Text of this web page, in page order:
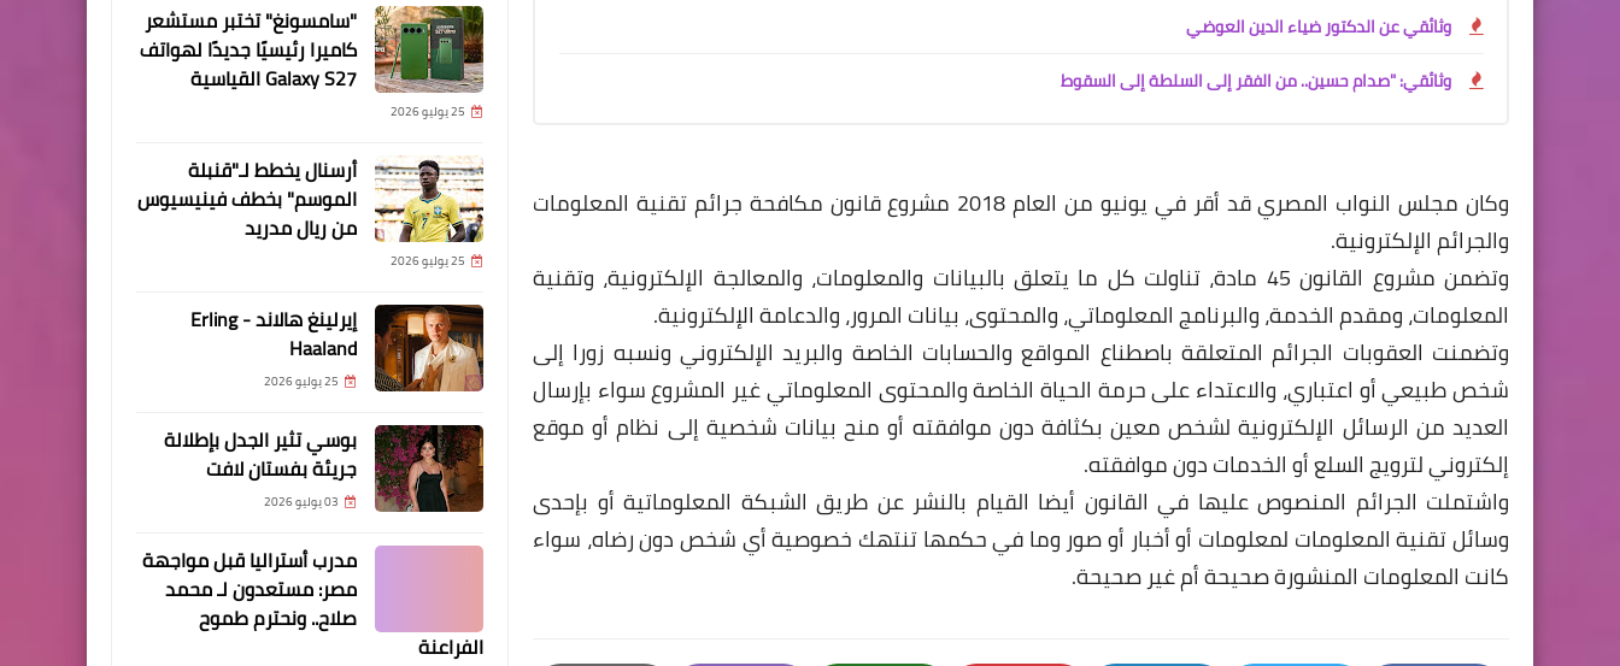
وثائقي عن الدكتور ضياء الدين العوضي
وثائقي: "صدام حسين.. من الفقر إلى السلطة إلى السقوط
وكان مجلس النواب المصري قد أقر في يونيو من العام 2018 مشروع قانون مكافحة جرائم تقنية المعلومات
والجرائم الإلكترونية.
وتضمن مشروع القانون 45 مادة، تناولت كل ما يتعلق بالبيانات والمعلومات، والمعالجة الإلكترونية، وتقنية
المعلومات، ومقدم الخدمة، والبرنامج المعلوماتي، والمحتوى، بيانات المرور، والدعامة الإلكترونية.
وتضمنت العقوبات الجرائم المتعلقة باصطناع المواقع والحسابات الخاصة والبريد الإلكتروني ونسبه زورا إلى
شخص طبيعي أو اعتباري، والاعتداء على حرمة الحياة الخاصة والمحتوى المعلوماتي غير المشروع سواء بإرسال
العديد من الرسائل الإلكترونية لشخص معين بكثافة دون موافقته أو منح بيانات شخصية إلى نظام أو موقع
إلكتروني لترويج السلع أو الخدمات دون موافقته.
واشتملت الجرائم المنصوص عليها في القانون أيضا القيام بالنشر عن طريق الشبكة المعلوماتية أو بإحدى
وسائل تقنية المعلومات لمعلومات أو أخبار أو صور وما في حكمها تنتهك خصوصية أي شخص دون رضاه، سواء
كانت المعلومات المنشورة صحيحة أم غير صحيحة.
"سامسونغ" تختبر مستشعر
كاميرا رئيسيًا جديدًا لهواتف
Galaxy S27 القياسية
25 يوليو 2026
أرسنال يخطط لـ"قنبلة
الموسم" بخطف فينيسيوس
من ريال مدريد
25 يوليو 2026
إيرلينغ هالاند - Erling
Haaland
25 يوليو 2026
بوسي تثير الجدل بإطلالة
جريئة بفستان لافت
03 يوليو 2026
مدرب أستراليا قبل مواجهة
مصر: مستعدون لـ محمد
صلاح.. ونحترم طموح
الفراعنة